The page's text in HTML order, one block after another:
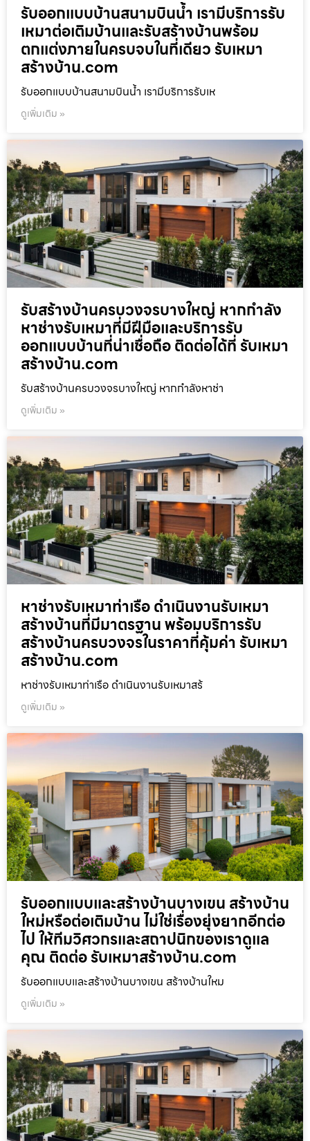
รับออกแบบบ้านสนามบินน้ำ เรามีบริการรับ
เหมาต่อเติมบ้านและรับสร้างบ้านพร้อม
ตกแต่งภายในครบจบในที่เดียว รับเหมา
สร้างบ้าน.com
รับออกแบบบ้านสนามบินน้ำ เรามีบริการรับเห
ดูเพิ่มเติม »
รับสร้างบ้านครบวงจรบางใหญ่ หากกำลัง
หาช่างรับเหมาที่มีฝีมือและบริการรับ
ออกแบบบ้านที่น่าเชื่อถือ ติดต่อได้ที่ รับเหมา
สร้างบ้าน.com
รับสร้างบ้านครบวงจรบางใหญ่ หากกำลังหาช่า
ดูเพิ่มเติม »
หาช่างรับเหมาท่าเรือ ดำเนินงานรับเหมา
สร้างบ้านที่มีมาตรฐาน พร้อมบริการรับ
สร้างบ้านครบวงจรในราคาที่คุ้มค่า รับเหมา
สร้างบ้าน.com
หาช่างรับเหมาท่าเรือ ดำเนินงานรับเหมาสร้
ดูเพิ่มเติม »
รับออกแบบและสร้างบ้านบางเขน สร้างบ้าน
ใหม่หรือต่อเติมบ้าน ไม่ใช่เรื่องยุ่งยากอีกต่อ
ไป ให้ทีมวิศวกรและสถาปนิกของเราดูแล
คุณ ติดต่อ รับเหมาสร้างบ้าน.com
รับออกแบบและสร้างบ้านบางเขน สร้างบ้านใหม
ดูเพิ่มเติม »